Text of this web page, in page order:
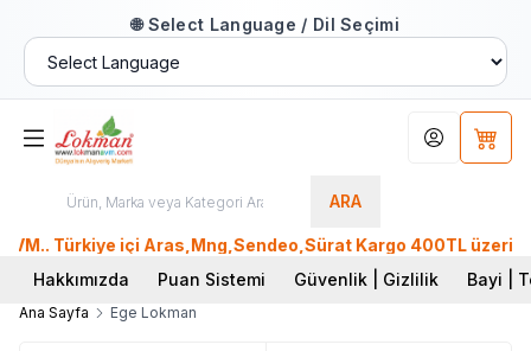
🌐 Select Language / Dil Seçimi
ARA
Hesabım
Türkiye içi Aras,Mng,Sendeo,Sürat Kargo 400TL üzeri,
Hakkımızda
Puan Sistemi Güvenlik | Gizlilik Bayi |
Ana Sayfa Ege Lokman